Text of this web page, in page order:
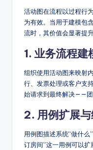
活动图在流程以过程行
为有效。当用于建模包
流时，其价值会显著提升
1. 业务流程建
组织使用活动图来映射
行、发票处理或客户支
始请求到最终解决——团
2. 用例扩展
用例图描述系统“做什么
订房间”这一用例可以扩